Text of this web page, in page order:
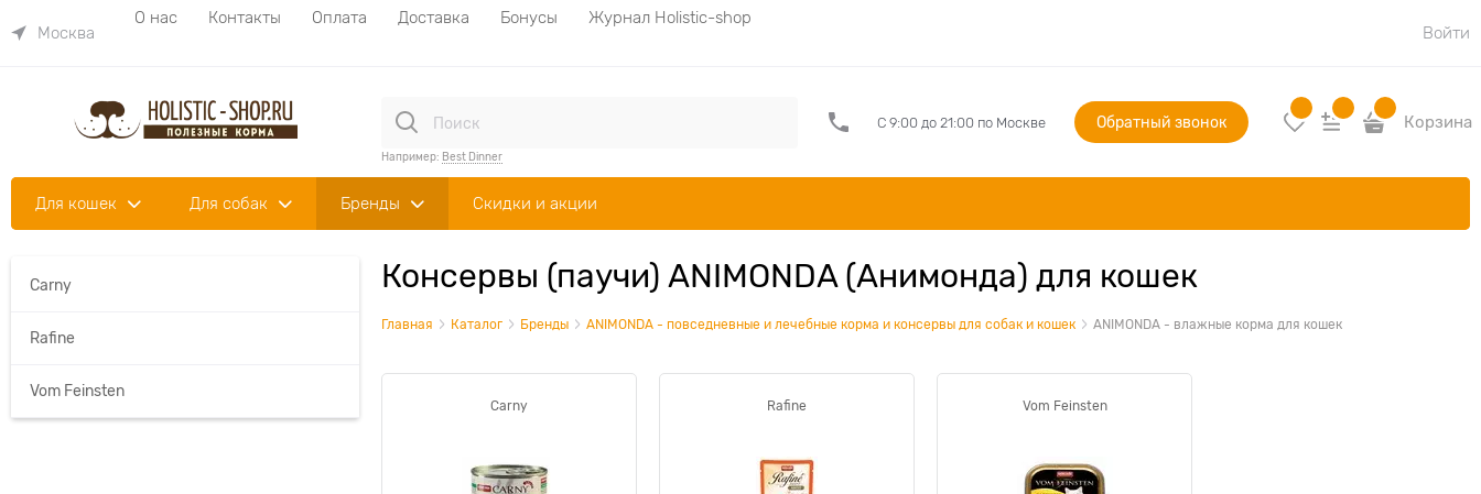
Москва
О нас Контакты Оплата Доставка Бонусы
Журнал Holistic-shop
Войти
Например: Best Dinner
С 9:00 до 21:00 по Москве Обратный звонок Корзина
Для кошек Для собак Бренды Скидки и акции
Carny
Rafine
Vom Feinsten
Консервы (паучи) ANIMONDA (Анимонда) для кошек
Главная Каталог Бренды ANIMONDA - повседневные и лечебные корма и консервы для собак и кошек ANIMONDA - влажные корма для кошек
Carny Rafine Vom Feinsten